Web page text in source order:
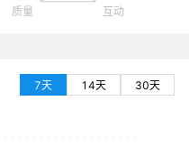
7天 14天 30天